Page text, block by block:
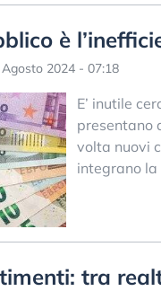
è
Agosto 2024 - 07:18
E’ inutile
presentano
volta nuovi
integrano
tra